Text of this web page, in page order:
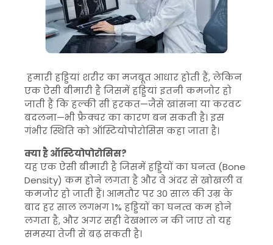
हमारी हड्डियां शरीर का मजबूत आधार होती हैं, लेकिन
एक ऐसी बीमारी है जिसमें हड्डियां इतनी कमजोर हो
जाती हैं कि हल्की सी हरकत—जैसे खांसना या करवट
बदलना—भी फ्रैक्चर का कारण बन सकती है। इस
गंभीर स्थिति को ऑस्टियोपोरोसिसकहा जाता है।
क्या है ऑस्टियोपोरोसिस?
यह एक ऐसी बीमारी है जिसमें हड्डियों का घनत्व (Bone
Density) कम होने लगता है और वे अंदर से खोखली व
कमजोर हो जाती हैं। आमतौर पर 30 साल की उम्र के
बाद हर साल लगभग 1% हड्डियों का घनत्व कम होने
लगता है, और अगर सही देखभाल न की जाए तो यह
समस्या तेजी से बढ़ सकती है।